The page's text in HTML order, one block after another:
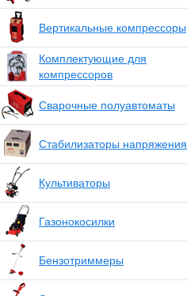
Вертикальные компрессоры
Комплектующие для
компрессоров
Сварочные полуавтоматы
Стабилизаторы напряжения
Культиваторы
Газонокосилки
Бензотриммеры